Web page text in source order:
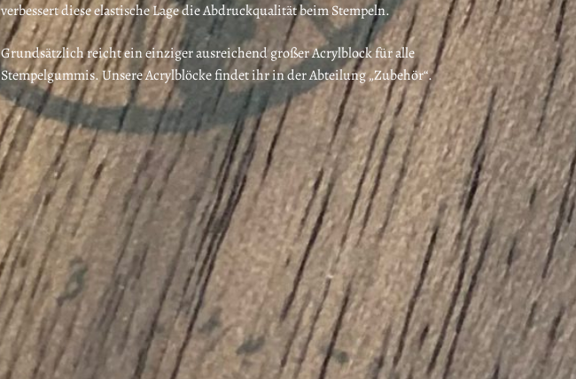
verbessert diese elastische Lage die Abdruckqualität beim Stempeln.
Grundsätzlich reicht ein einziger ausreichend großer Acrylblock für alle
Stempelgummis. Unsere Acrylblöcke findet ihr in der Abteilung „Zubehör“.